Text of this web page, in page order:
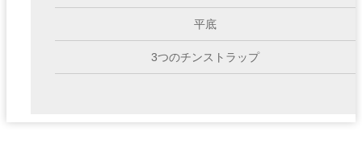
平底
3つのチンストラップ